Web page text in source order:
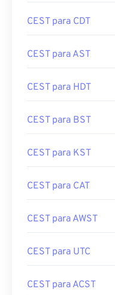
CEST para CDT
CEST para AST
CEST para HDT
CEST para BST
CEST para KST
CEST para CAT
CEST para AWST
CEST para UTC
CEST para ACST